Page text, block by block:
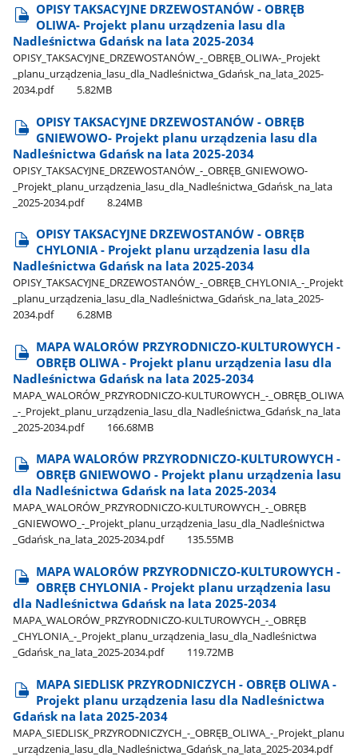
OPISY TAKSACYJNE DRZEWOSTANÓW - OBRĘB
OLIWA- Projekt planu urządzenia lasu dla
Nadleśnictwa Gdańsk na lata 2025-2034
OPISY​_TAKSACYJNE​_DRZEWOSTANÓW​_-​_OBRĘB​_OLIWA-​_Projekt​
_planu​_urządzenia​_lasu​_dla​_Nadleśnictwa​_Gdańsk​_na​_lata​_2025-
2034.pdf
5.82MB
OPISY TAKSACYJNE DRZEWOSTANÓW - OBRĘB
GNIEWOWO- Projekt planu urządzenia lasu dla
Nadleśnictwa Gdańsk na lata 2025-2034
OPISY​_TAKSACYJNE​_DRZEWOSTANÓW​_-​_OBRĘB​_GNIEWOWO-​
_Projekt​_planu​_urządzenia​_lasu​_dla​_Nadleśnictwa​_Gdańsk​_na​_lata​
_2025-2034.pdf
8.24MB
OPISY TAKSACYJNE DRZEWOSTANÓW - OBRĘB
CHYLONIA - Projekt planu urządzenia lasu dla
Nadleśnictwa Gdańsk na lata 2025-2034
OPISY​_TAKSACYJNE​_DRZEWOSTANÓW​_-​_OBRĘB​_CHYLONIA​_-​_Projekt​
_planu​_urządzenia​_lasu​_dla​_Nadleśnictwa​_Gdańsk​_na​_lata​_2025-
2034.pdf
6.28MB
MAPA WALORÓW PRZYRODNICZO-KULTUROWYCH -
OBRĘB OLIWA - Projekt planu urządzenia lasu dla
Nadleśnictwa Gdańsk na lata 2025-2034
MAPA​_WALORÓW​_PRZYRODNICZO-KULTUROWYCH​_-​_OBRĘB​_OLIWA​
_-​_Projekt​_planu​_urządzenia​_lasu​_dla​_Nadleśnictwa​_Gdańsk​_na​_lata​
_2025-2034.pdf
166.68MB
MAPA WALORÓW PRZYRODNICZO-KULTUROWYCH -
OBRĘB GNIEWOWO - Projekt planu urządzenia lasu
dla Nadleśnictwa Gdańsk na lata 2025-2034
MAPA​_WALORÓW​_PRZYRODNICZO-KULTUROWYCH​_-​_OBRĘB​
_GNIEWOWO​_-​_Projekt​_planu​_urządzenia​_lasu​_dla​_Nadleśnictwa​
_Gdańsk​_na​_lata​_2025-2034.pdf
135.55MB
MAPA WALORÓW PRZYRODNICZO-KULTUROWYCH -
OBRĘB CHYLONIA - Projekt planu urządzenia lasu
dla Nadleśnictwa Gdańsk na lata 2025-2034
MAPA​_WALORÓW​_PRZYRODNICZO-KULTUROWYCH​_-​_OBRĘB​
_CHYLONIA​_-​_Projekt​_planu​_urządzenia​_lasu​_dla​_Nadleśnictwa​
_Gdańsk​_na​_lata​_2025-2034.pdf
119.72MB
MAPA SIEDLISK PRZYRODNICZYCH - OBRĘB OLIWA -
Projekt planu urządzenia lasu dla Nadleśnictwa
Gdańsk na lata 2025-2034
MAPA​_SIEDLISK​_PRZYRODNICZYCH​_-​_OBRĘB​_OLIWA​_-​_Projekt​_planu​
_urządzenia​_lasu​_dla​_Nadleśnictwa​_Gdańsk​_na​_lata​_2025-2034.pdf